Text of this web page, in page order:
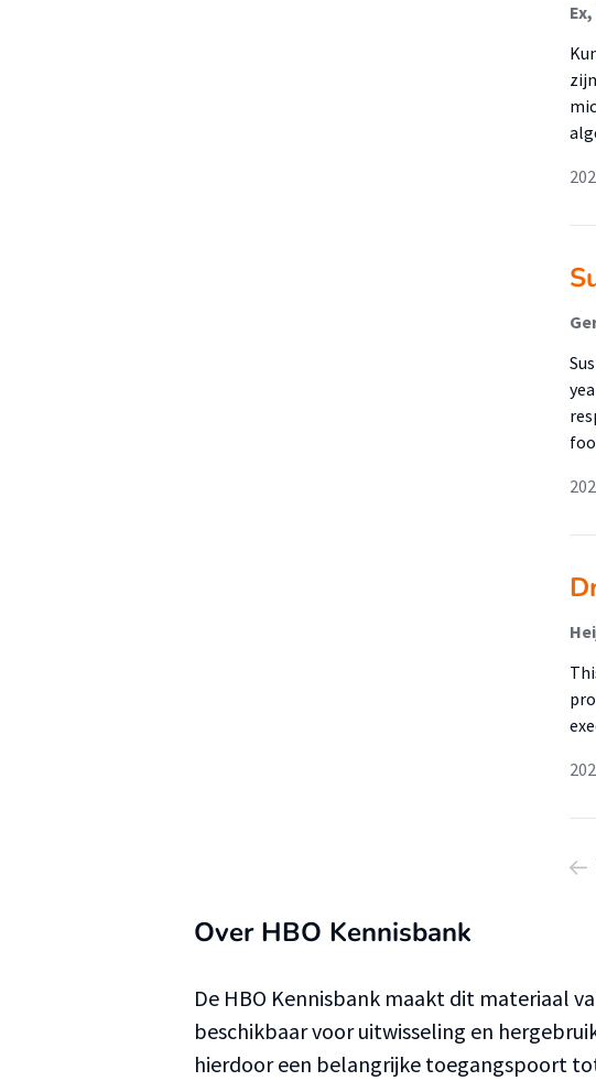
Over HBO Kennisbank
De HBO Kennisbank maakt dit materiaal
beschikbaar voor uitwisseling en
hierdoor een belangrijke toegangspoort